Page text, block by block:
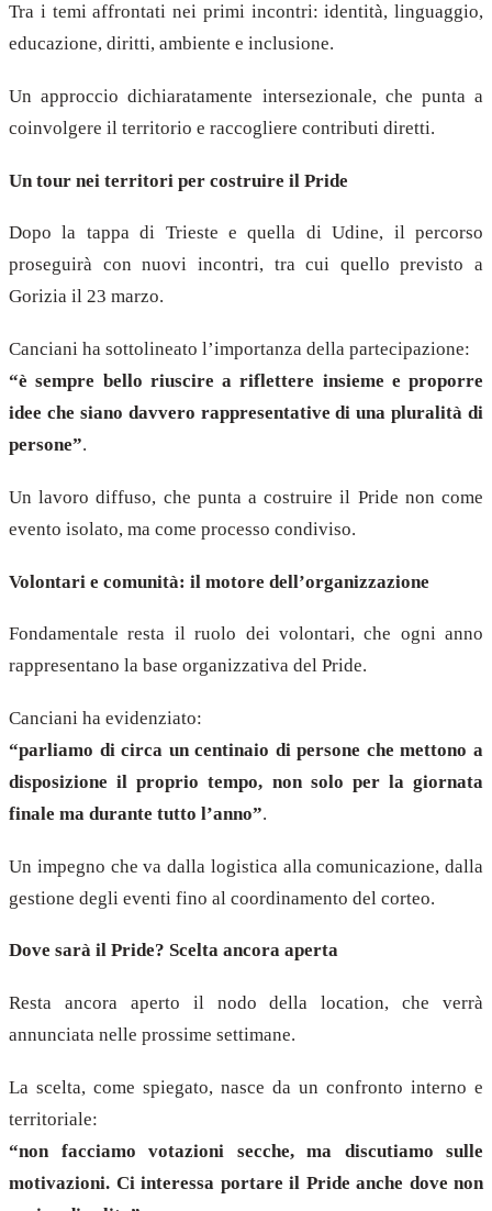
Tra i temi affrontati nei primi incontri: identità, linguaggio,
educazione, diritti, ambiente e inclusione.
Un approccio dichiaratamente intersezionale, che punta a
coinvolgere il territorio e raccogliere contributi diretti.
Un tour nei territori per costruire il Pride
Dopo la tappa di Trieste e quella di Udine, il percorso
proseguirà con nuovi incontri, tra cui quello previsto a
Gorizia il 23 marzo.
Canciani ha sottolineato l’importanza della partecipazione:
“è sempre bello riuscire a riflettere insieme e proporre
idee che siano davvero rappresentative di una pluralità di
persone”.
Un lavoro diffuso, che punta a costruire il Pride non come
evento isolato, ma come processo condiviso.
Volontari e comunità: il motore dell’organizzazione
Fondamentale resta il ruolo dei volontari, che ogni anno
rappresentano la base organizzativa del Pride.
Canciani ha evidenziato:
“parliamo di circa un centinaio di persone che mettono a
disposizione il proprio tempo, non solo per la giornata
finale ma durante tutto l’anno”.
Un impegno che va dalla logistica alla comunicazione, dalla
gestione degli eventi fino al coordinamento del corteo.
Dove sarà il Pride? Scelta ancora aperta
Resta ancora aperto il nodo della location, che verrà
annunciata nelle prossime settimane.
La scelta, come spiegato, nasce da un confronto interno e
territoriale:
“non facciamo votazioni secche, ma discutiamo sulle
motivazioni. Ci interessa portare il Pride anche dove non